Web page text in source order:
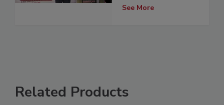
See More
Related Products